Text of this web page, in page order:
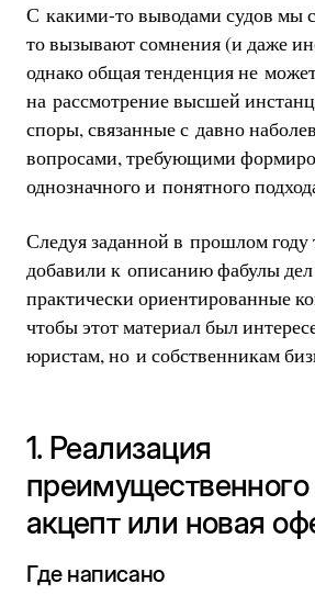
С какими-то выводами судов мы
то вызывают сомнения (и даже
однако общая тенденция не
на рассмотрение высшей
споры, связанные с давно
вопросами, требующими
однозначного и понятного
Следуя заданной в прошлом
добавили к описанию фабулы
практически ориентированные
чтобы этот материал был
юристам, но и собственникам
1. Реализация
преимущественного
акцепт или новая
Где написано